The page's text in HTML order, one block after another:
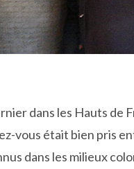
dans les Hauts de
vous était bien pris
dans les milieux